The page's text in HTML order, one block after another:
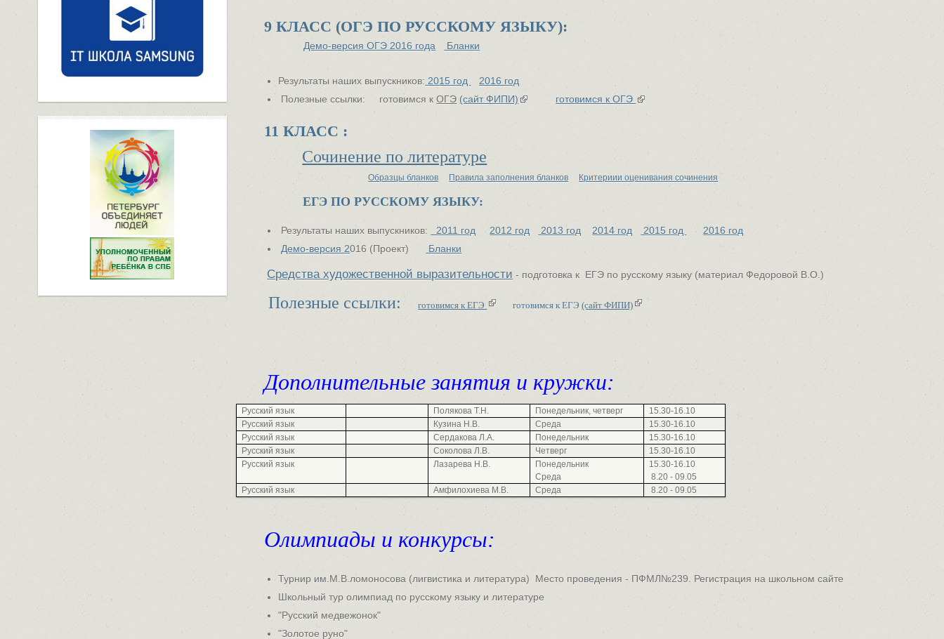
9 КЛАСС (ОГЭ ПО РУССКОМУ ЯЗЫКУ):
Демо-версия ОГЭ 2016 года Бланки
Результаты наших выпускников: 2015 год
2016 год
Полезные ссылки: готовимся кОГЭ (сайт ФИПИ) готовимся к ОГЭ
11 КЛАСС :
Сочинение по литературе
Образцы бланков Правила заполнения бланков Критериии оценивания сочинения
ЕГЭ ПО РУССКОМУ ЯЗЫКУ:
Результаты наших выпускников: 2011 год 2012 год 2013 год 2014 год 2015 год
2016 год
Демо-версия 2016 (Проект) Бланки
Средства художественной выразительности - подготовка к ЕГЭ по русскому языку (материал Федоровой В.О.)
Полезные ссылки:готовимся к ЕГЭ готовимся к ЕГЭ(сайт ФИПИ)
Дополнительные занятия и кружки:
Русский язык Полякова Т.Н. Понедельник, четверг
15.30-16.10
Русский язык
Кузина Н.В. Среда
15.30-16.10
Русский язык
Сердакова Л.А. Понедельник
15.30-16.10
Русский язык
Соколова Л.В. Четверг
15.30-16.10
Русский язык
Лазарева Н.В.
Понедельник
Среда
15.30-16.10
8.20 - 09.05
Русский язык
Амфилохиева М.В. Среда 8.20 - 09.05
Олимпиады и конкурсы:
Турнир им.М.В.ломоносова (лигвистика и литература) Место проведения - ПФМЛ№239. Регистрация на школьном сайте
Школьный тур олимпиад по русскому языку и литературе
"Русский медвежонок"
"Золотое руно"